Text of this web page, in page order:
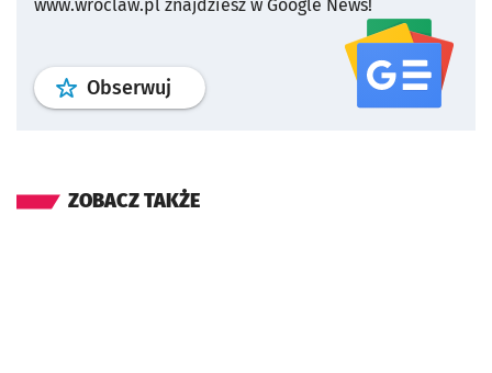
www.wroclaw.pl znajdziesz w Google News!
Obserwuj profil serwisu
ZOBACZ TAKŻE